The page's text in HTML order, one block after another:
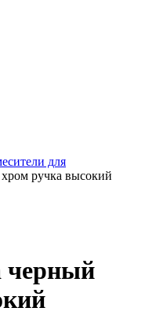
для
ручка высокий
черный